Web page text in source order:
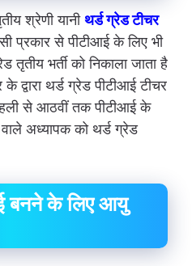
श्रेणी यानीथर्ड ग्रेड टीचर
प्रकार से पीटीआई के लिए भी
तृतीय भर्ती को निकाला जाता है
द्वारा थर्ड ग्रेड पीटीआई टीचर
से आठवीं तक पीटीआई के
अध्यापक को थर्ड ग्रेड
बनने के लिए आयु